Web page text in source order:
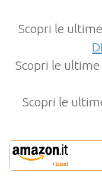
Scopri le ultime
Scopri le ultime
Scopri le